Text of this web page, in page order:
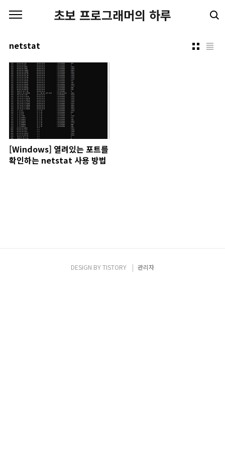
초보 프로그래머의 하루
netstat
[Windows] 열려있는 포트를
확인하는 netstat 사용 방법
DESIGN BYTISTORY 관리자